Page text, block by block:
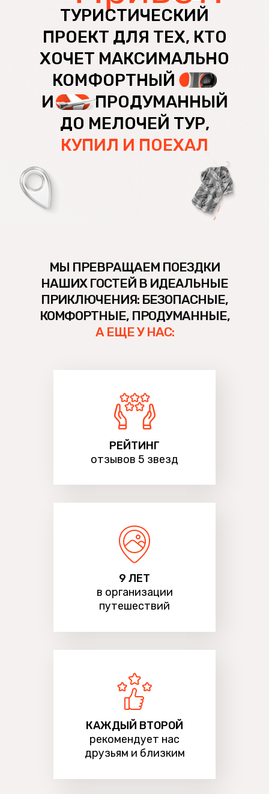
ТУРИСТИЧЕСКИЙ
ПРОЕКТ ДЛЯ ТЕХ, КТО
ХОЧЕТ МАКСИМАЛЬНО
КОМФОРТНЫЙ
И........ПРОДУМАННЫЙ
ДО МЕЛОЧЕЙ ТУР,
КУПИЛ И ПОЕХАЛ
МЫ ПРЕВРАЩАЕМ ПОЕЗДКИ НАШИХ
ГОСТЕЙ В ИДЕАЛЬНЫЕ ПРИКЛЮЧЕНИЯ:
БЕЗОПАСНЫЕ, КОМФОРТНЫЕ,
ПРОДУМАННЫЕ,А ЕЩЕ У НАС:
МЫ ПРЕВРАЩАЕМ ПОЕЗДКИ
НАШИХ ГОСТЕЙ В ИДЕАЛЬНЫЕ
ПРИКЛЮЧЕНИЯ: БЕЗОПАСНЫЕ,
КОМФОРТНЫЕ, ПРОДУМАННЫЕ,
А ЕЩЕ У НАС:
РЕЙТИНГ
отзывов 5 звезд
9 ЛЕТ
в организации
путешествий
КАЖДЫЙ ВТОРОЙ
рекомендует нас
друзьям и близким